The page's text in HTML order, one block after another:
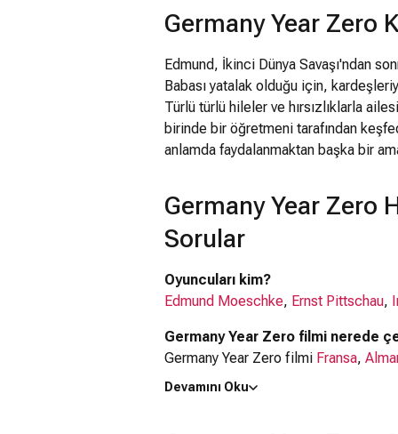
Germany Year Zero
Edmund, İkinci Dünya Savaşı'ndan
Babası yatalak olduğu için,
Türlü türlü hileler ve hırsızlıklarla
birinde bir öğretmeni tarafından
anlamda faydalanmaktan başka bir
Germany Year Zero
Sorular
Oyuncuları kim?
Edmund Moeschke, Ernst Pittschau,
Germany Year Zero filmi nerede
Germany Year Zero filmi Fransa,
Kaç saat?
Devamını Oku